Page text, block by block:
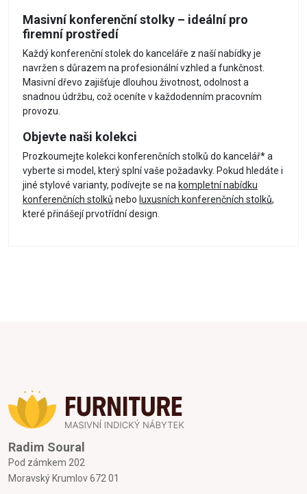
Masivní konferenční stolky – ideální pro
firemní prostředí
Každý konferenční stolek do kanceláře z naší nabídky je
navržen s důrazem na profesionální vzhled a funkčnost.
Masivní dřevo zajišťuje dlouhou životnost, odolnost a
snadnou údržbu, což oceníte v každodenním pracovním
provozu.
Objevte naši kolekci
Prozkoumejte kolekci konferenčních stolků do kancelář* a
vyberte si model, který splní vaše požadavky. Pokud hledáte i
jiné stylové varianty, podívejte se na kompletní nabídku
konferenčních stolků nebo luxusních konferenčních stolků,
které přinášejí prvotřídní design.
Radim Soural
Pod zámkem 202
Moravský Krumlov 672 01